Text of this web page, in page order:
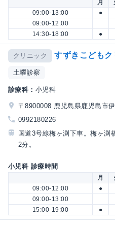
月
09:00-13:00
●
09:00-12:00
14:30-18:00
●
クリニック すずきこどもク
土曜診察
診療科： 小児科
〒8900008 鹿児島県鹿児島市
0992180226
国道3号線梅ヶ渕下車。梅ヶ渕
2分。
小児科 診療時間
月
09:00-12:00
●
09:00-13:00
15:00-19:00
●